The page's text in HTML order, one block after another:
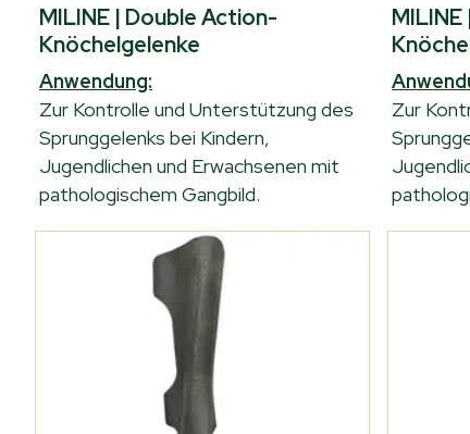
MILINE | Double Action-
Knöchelgelenke
Anwendung:
Zur Kontrolle und Unterstützung des
Sprunggelenks bei Kindern,
Jugendlichen und Erwachsenen mit
pathologischem Gangbild.
Zur